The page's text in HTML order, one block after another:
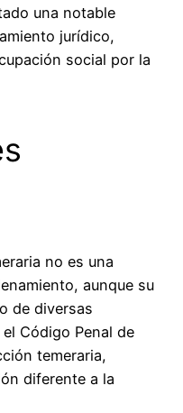
una notable
jurídico,
social por la
no es una
aunque su
de diversas
Código Penal de
temeraria,
diferente a la